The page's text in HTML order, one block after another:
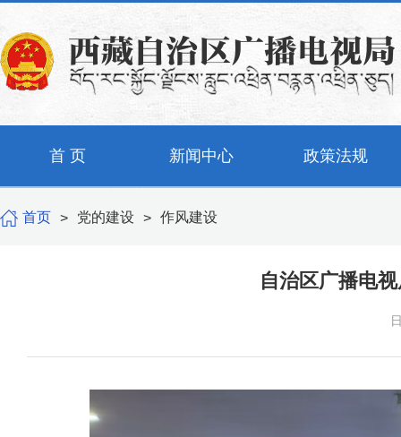
首 页 新闻中心 政策法规
首页 > 党的建设 > 作风建设
自治区广播电